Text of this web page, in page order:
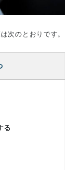
次のとおりです。
る